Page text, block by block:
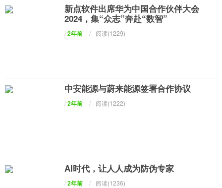
新点软件出席华为中国合作伙伴大会
2024，集“众志”奔赴“数智”
/2年前 / 阅读(1229)
中安能源与蔚来能源签署合作协议
/2年前 / 阅读(1222)
AI时代，让人人成为防伪专家
/2年前 / 阅读(1236)